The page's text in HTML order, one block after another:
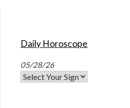
Daily Horoscope
05/28/26